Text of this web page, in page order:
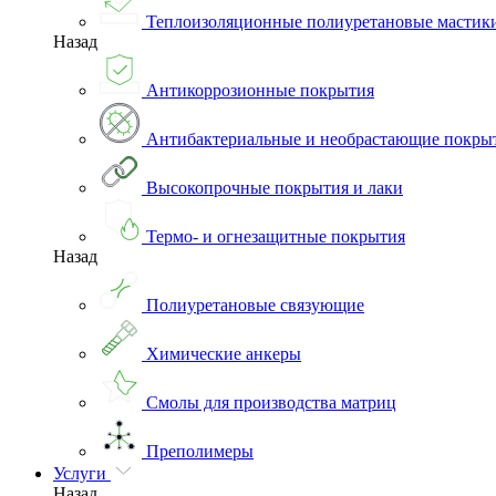
Теплоизоляционные полиуретановые
Назад
Антикоррозионные покрытия
Антибактериальные и необрастающие
Высокопрочные покрытия и лаки
Термо- и огнезащитные покрытия
Назад
Полиуретановые связующие
Химические анкеры
Смолы для производства матриц
Преполимеры
Услуги